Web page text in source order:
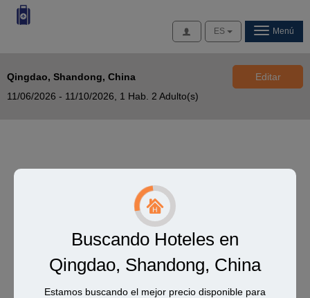
AccesoES Menú
Qingdao, Shandong, China
11/06/2026 - 11/10/2026,
1 Hab. 2 Adulto(s)
Editar
Buscando Hoteles en
Qingdao, Shandong, China
Estamos buscando el mejor precio disponible para